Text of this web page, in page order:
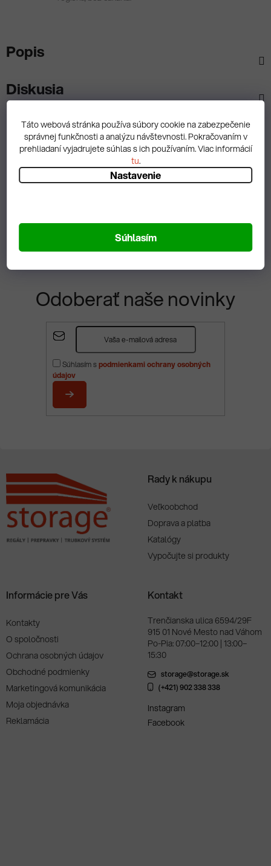
Táto webová stránka používa súbory cookie na zabezpečenie
správnej funkčnosti a analýzu návštevnosti. Pokračovaním v
prehliadaní vyjadrujete súhlas s ich používaním. Viac informácií
tu.
Nastavenie
Súhlasím
Popis
Diskusia
Spätná väzba
Odoberať naše novinky
Súhlasím spodmienkami ochrany osobných
údajov
PRIHLÁSIŤ
Rady k nákupu
Veľkoobchod
Doprava a platba
Katalógy
Vypočujte si produkty
Informácie pre Vás
Kontakty
O spoločnosti
Ochrana osobných údajov
Obchodné podmienky
Marketingová komunikácia
Moja objednávka
Reklamácia
Kontakt
Trenčianska ulica 6594/29F
915 01 Nové Mesto nad Váhom
Po-Pia: 07:00–12:00 | 13:00–
15:30
storage@storage.sk
(+421) 902 338 338
Instagram
Facebook